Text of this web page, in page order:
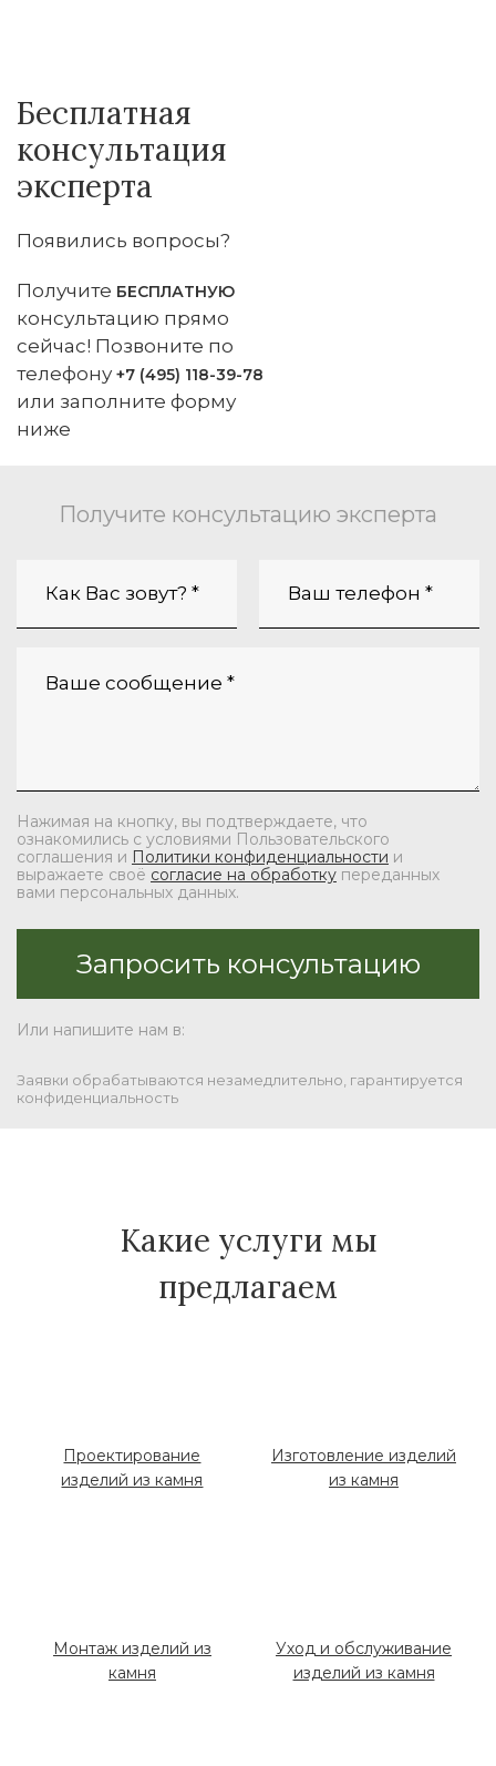
Бесплатная
консультация
эксперта
Появились вопросы?
Получите БЕСПЛАТНУЮ
консультацию прямо
сейчас! Позвоните по
телефону +7 (495) 118-39-78
или заполните форму
ниже
Получите консультацию эксперта
Нажимая на кнопку, вы подтверждаете, что
ознакомились с условиями Пользовательского
соглашения и Политики конфиденциальности и
выражаете своё согласие на обработкупереданных
вами персональных данных.
Или напишите нам в:
Заявки обрабатываются незамедлительно, гарантируется
конфиденциальность
Какие услуги мы
предлагаем
Проектирование
изделий из камня
Изготовление изделий
из камня
Монтаж изделий из
камня
Уход и обслуживание
изделий из камня